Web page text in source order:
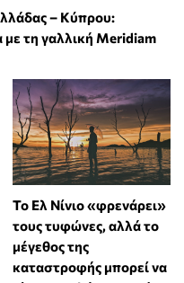
– Κύπρου:
τη γαλλική Meridiam
Το Ελ Νίνιο «φρενάρει»
τους τυφώνες, αλλά το
μέγεθος της
καταστροφής μπορεί να